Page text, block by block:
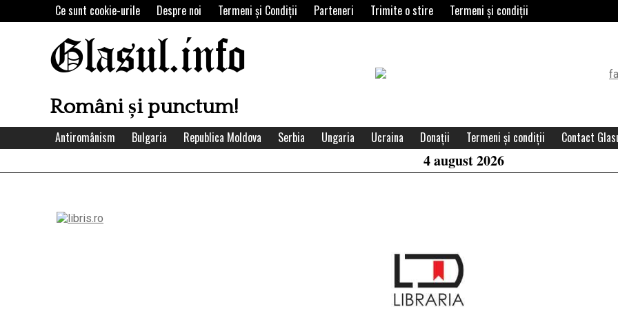
to
Ce sunt cookie-urile Despre noi Termeni şi Condiţii Parteneri Trimite o stire Termeni și condiții
Glasul.info
Români și punctum!
Header
Area
Antiromânism Bulgaria Republica Moldova Serbia Ungaria Ucraina Donații Termeni și condiții Contact
4 august 2026
Left
Asides